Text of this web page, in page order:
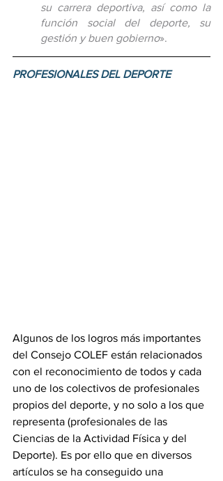
su carrera deportiva, así como la
función social del deporte, su
gestión y buen gobierno».
PROFESIONALES DEL DEPORTE
Algunos de los logros más importantes
del Consejo COLEF están relacionados
con el reconocimiento de todos y cada
uno de los colectivos de profesionales
propios del deporte, y no solo a los que
representa (profesionales de las
Ciencias de la Actividad Física y del
Deporte). Es por ello que en diversos
artículos se ha conseguido una